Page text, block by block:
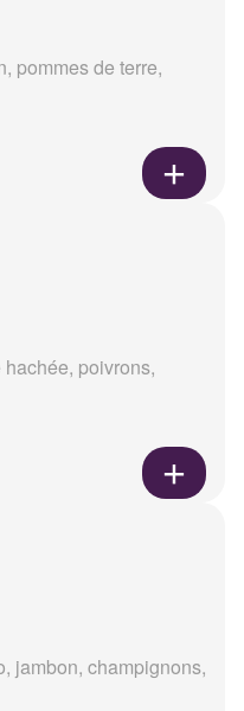
pommes de terre,
poivrons,
jambon, champignons,